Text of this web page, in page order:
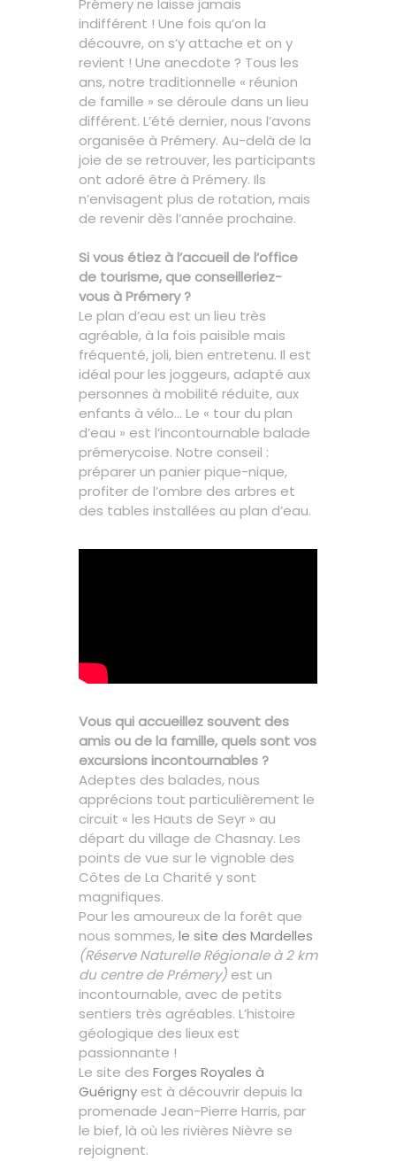
Prémery ne laisse jamais
indifférent ! Une fois qu’on la
découvre, on s’y attache et on y
revient ! Une anecdote ? Tous les
ans, notre traditionnelle « réunion
de famille » se déroule dans un lieu
différent. L’été dernier, nous l’avons
organisée à Prémery. Au-delà de la
joie de se retrouver, les participants
ont adoré être à Prémery. Ils
n’envisagent plus de rotation, mais
de revenir dès l’année prochaine.
Si vous étiez à l’accueil de l’office
de tourisme, que conseilleriez-
vous à Prémery ?
Le plan d’eau est un lieu très
agréable, à la fois paisible mais
fréquenté, joli, bien entretenu. Il est
idéal pour les joggeurs, adapté aux
personnes à mobilité réduite, aux
enfants à vélo… Le « tour du plan
d’eau » est l’incontournable balade
prémerycoise. Notre conseil :
préparer un panier pique-nique,
profiter de l’ombre des arbres et
des tables installées au plan d’eau.
Vous qui accueillez souvent des
amis ou de la famille, quels sont vos
excursions incontournables ?
Adeptes des balades, nous
apprécions tout particulièrement le
circuit « les Hauts de Seyr » au
départ du village de Chasnay. Les
points de vue sur le vignoble des
Côtes de La Charité y sont
magnifiques.
Pour les amoureux de la forêt que
nous sommes,le site des Mardelles
(Réserve Naturelle Régionale à 2 km
du centre de Prémery) est un
incontournable, avec de petits
sentiers très agréables. L’histoire
géologique des lieux est
passionnante !
Le site des Forges Royales à
Guérignyest à découvrir depuis la
promenade Jean-Pierre Harris, par
le bief, là où les rivières Nièvre se
rejoignent.